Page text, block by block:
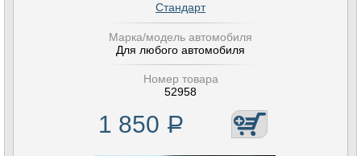
Стандарт
Марка/модель автомобиля
Для любого автомобиля
Номер товара
52958
1 850 Р